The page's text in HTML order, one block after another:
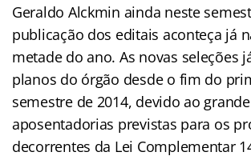
Geraldo Alckmin ainda neste
publicação dos editais aconteça já
metade do ano. As novas seleções
planos do órgão desde o fim do
semestre de 2014, devido ao
aposentadorias previstas para os
decorrentes da Lei Complementar